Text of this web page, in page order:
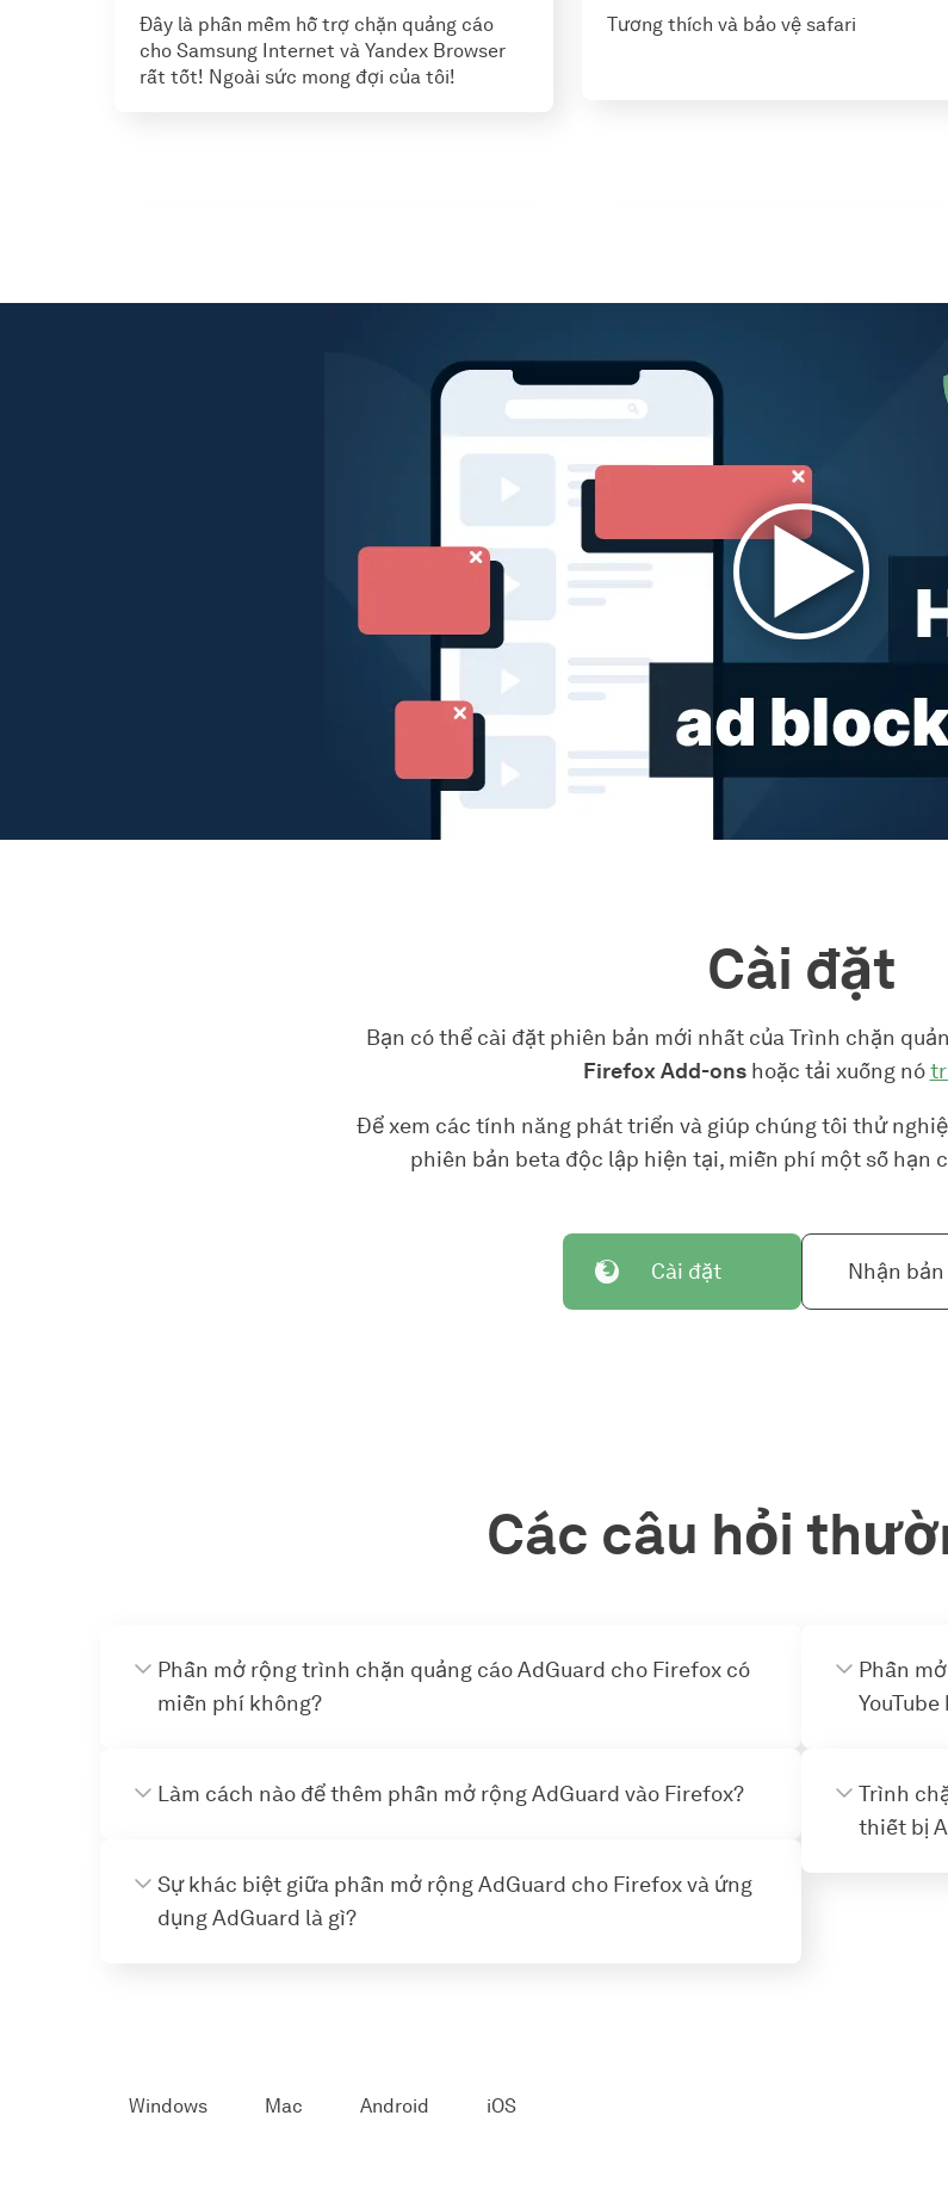
Đây là phần mềm hỗ trợ chặn quảng cáo
cho Samsung Internet và Yandex Browser
rất tốt! Ngoài sức mong đợi của tôi!
Tương thích và bảo vệ safari
Cài đặt
Bạn có thể cài đặt phiên bản mới nhất của Trình chặn
Firefox Add-onshoặc tải xuống nó
Để xem các tính năng phát triển và giúp chúng tôi thử
phiên bản beta độc lập hiện tại, miễn phí một số hạn
Cài đặt Nhận
Các câu hỏi
Phần mở rộng trình chặn quảng cáo AdGuard cho Firefox có
miễn phí không?
Làm cách nào để thêm phần mở rộng AdGuard vào Firefox?
Sự khác biệt giữa phần mở rộng AdGuard cho Firefox và ứng
dụng AdGuard là gì?
Phần
Trình
thiết bị
Windows Mac Android iOS